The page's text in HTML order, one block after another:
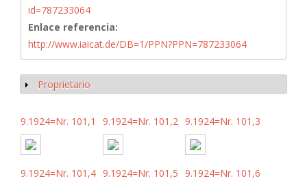
id=787233064
Enlace referencia:
http://www.iaicat.de/DB=1/PPN?PPN=787233064
Mostrar
Proprietario
9.1924=Nr. 101,1 9.1924=Nr. 101,2 9.1924=Nr. 101,3
9.1924=Nr. 101,4 9.1924=Nr. 101,5 9.1924=Nr. 101,6